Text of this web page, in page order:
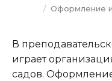
Оформление
В
играет
садов.